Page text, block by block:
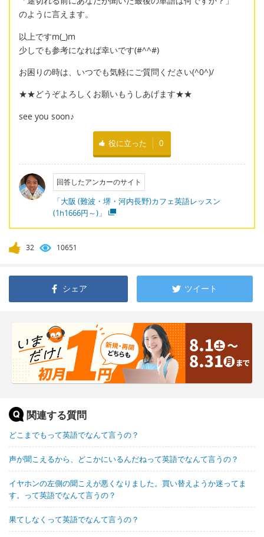
のように言えます。
以上ですm(_)m
少しでも参考になれば幸いです(#^^#)
お困りの時は、いつでも気軽にご質問ください(^0^)/
★★どうぞよろしくお願いもうしあげます★★
see you soon♪
役に立った 0
回答したアンカーのサイト
「大阪 (難波・堺・河内長野)カフェ英語レッスン
(1h1666円～)」
32 10651
シェア ツイート
関連する質問
どこまでもって英語でなんて言うの？
声が聞こえるから、どこかにいるんだねって英語でなんて言うの？
イヤホンの左側の聞こえが悪くなりました。買い替えようか迷ってま
す。って英語でなんて言うの？
果てしなくって英語でなんて言うの？